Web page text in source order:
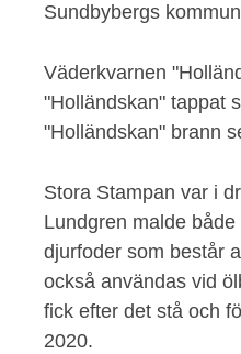
Sundbybergs
Väderkvarnen
"Holländskan" tappat
"Holländskan" brann
Stora Stampan var i
Lundgren malde
djurfoder som består
också användas vid
fick efter det stå och
2020.